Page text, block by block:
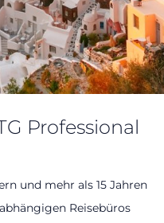
Professional
und mehr als 15 Jahren
Reisebüros